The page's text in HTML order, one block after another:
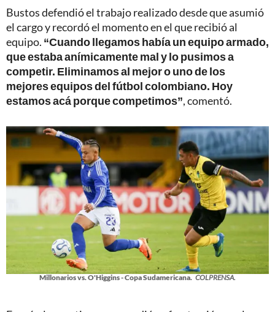
Bustos defendió el trabajo realizado desde que asumió
el cargo y recordó el momento en el que recibió al
equipo. “Cuando llegamos había un equipo armado,
que estaba anímicamente mal y lo pusimos a
competir. Eliminamos al mejor o uno de los
mejores equipos del fútbol colombiano. Hoy
estamos acá porque competimos”, comentó.
Millonarios vs. O'Higgins - Copa Sudamericana. COLPRENSA.